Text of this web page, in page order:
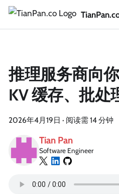
推理服务商向
KV 缓存、批处
2026年4月19日 · 阅读需 14 分钟
Tian Pan
Software Engineer